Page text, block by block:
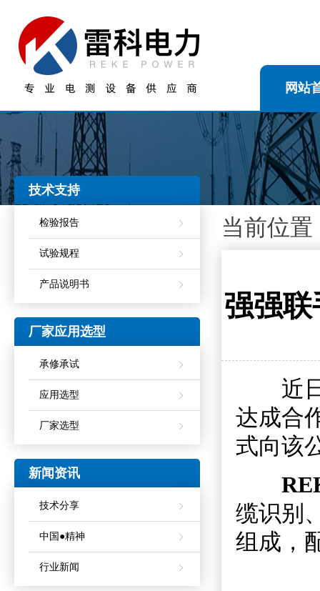
网站
当前位置
强强
近日
达成合
式向该
缆识别
组成，
技术支持
检验报告
试验规程
产品说明书
厂家应用选型
承修承试
应用选型
厂家选型
新闻资讯
技术分享
中国●精神
行业新闻